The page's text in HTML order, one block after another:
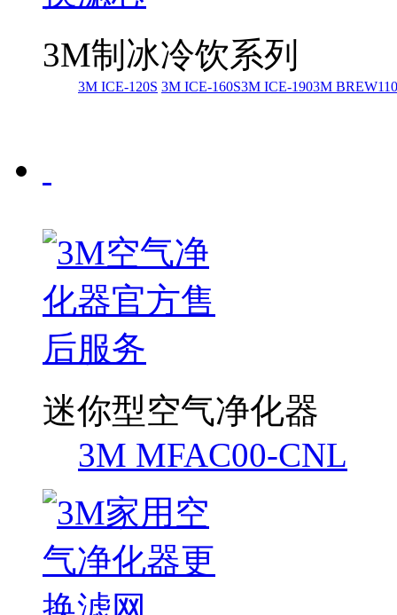
3M制冰冷饮系列
3M ICE-120S 3M ICE-160S3M ICE-1903M
迷你型空气净化器
3M MFAC00-CNL